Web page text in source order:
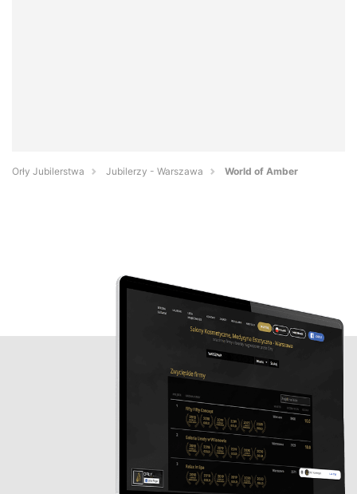
Orły Jubilerstwa Jubilerzy - Warszawa World of Amber